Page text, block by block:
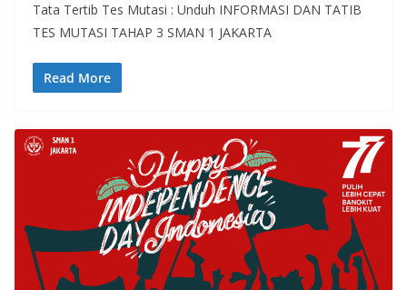
Tata Tertib Tes Mutasi : Unduh INFORMASI DAN TATIB
TES MUTASI TAHAP 3 SMAN 1 JAKARTA
Read More